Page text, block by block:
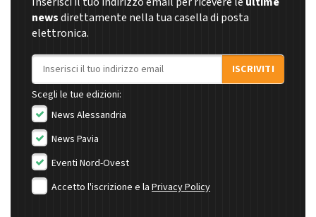
newsdirettamente nella tua casella di posta
elettronica.
Indirizzo email
ISCRIVITI
Scegli le tue edizioni:
News Alessandria
News Pavia
Eventi Nord-Ovest
Accetto l'iscrizione e la Privacy Policy